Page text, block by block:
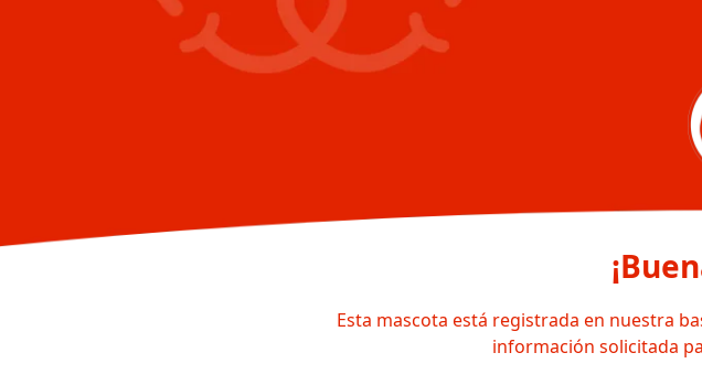
Esta mascota está registrada en nuestra
información solicitada